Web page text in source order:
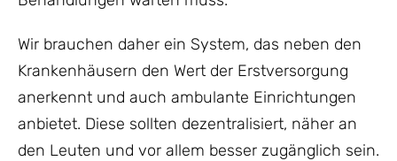
Wir brauchen daher ein System, das neben den
Krankenhäusern den Wert der Erstversorgung
anerkennt und auch ambulante Einrichtungen
anbietet. Diese sollten dezentralisiert, näher an
den Leuten und vor allem besser zugänglich sein.